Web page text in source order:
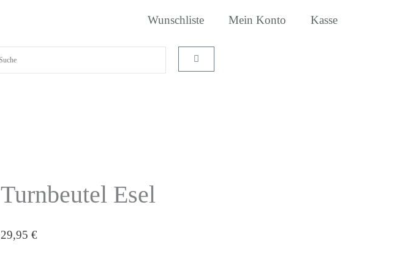
Wunschliste Mein Konto Kasse
Warenkorb
Turnbeutel Esel
29,95 €